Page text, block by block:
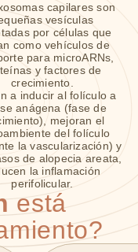
capilares son
vesículas
por células que
como vehículos de
para microARNs,
y factores de
crecimiento.
a inducir al folículo a
anágena (fase de
mejoran el
del folículo
la vascularización) y
de alopecia areata,
la inflamación
perifolicular.
está